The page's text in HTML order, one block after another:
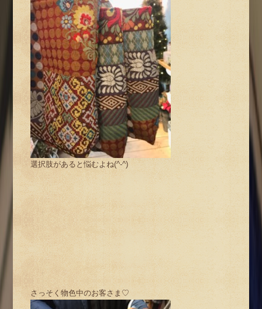
選択肢があると悩むよね(^-^)
さっそく物色中のお客さま♡